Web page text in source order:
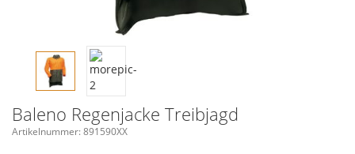
Baleno Regenjacke Treibjagd
Artikelnummer: 891590XX